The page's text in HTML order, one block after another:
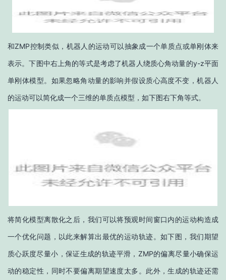
和ZMP控制类似，机器人的运动可以抽象成一个单质点或单刚体来
表示。下图中右上角的等式是考虑了机器人绕质心角动量的y-z平面
单刚体模型。如果忽略角动量的影响并假设质心高度不变，机器人
的运动可以简化成一个三维的单质点模型，如下图右下角等式。
将简化模型离散化之后，我们可以将预观时间窗口内的运动构造成
一个优化问题，以此来解算出最优的运动轨迹。如下图，我们期望
质心跃度尽量小，保证生成的轨迹平滑，ZMP的偏离尽量小确保运
动的稳定性，同时不要偏离期望速度太多。此外，生成的轨迹还需